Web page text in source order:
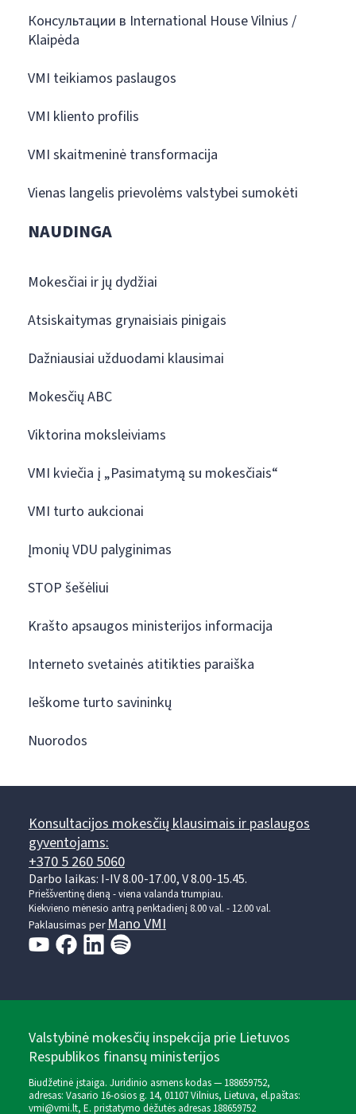
Консультации в International House Vilnius /
Klaipėda
VMI teikiamos paslaugos
VMI kliento profilis
VMI skaitmeninė transformacija
Vienas langelis prievolėms valstybei sumokėti
NAUDINGA
Mokesčiai ir jų dydžiai
Atsiskaitymas grynaisiais pinigais
Dažniausiai užduodami klausimai
Mokesčių ABC
Viktorina moksleiviams
VMI kviečia į „Pasimatymą su mokesčiais“
VMI turto aukcionai
Įmonių VDU palyginimas
STOP šešėliui
Krašto apsaugos ministerijos informacija
Interneto svetainės atitikties paraiška
Ieškome turto savininkų
Nuorodos
Konsultacijos mokesčių klausimais ir paslaugos
gyventojams:
+370 5 260 5060
Darbo laikas: I-IV 8.00-17.00, V 8.00-15.45.
Prieššventinę dieną - viena valanda trumpiau.
Kiekvieno mėnesio antrą penktadienį 8.00 val. - 12.00 val.
Paklausimas per Mano VMI
Valstybinė mokesčių inspekcija prie Lietuvos
Respublikos finansų ministerijos
Biudžetinė įstaiga. Juridinio asmens kodas — 188659752,
adresas: Vasario 16-osios g. 14, 01107 Vilnius, Lietuva, el.paštas:
vmi@vmi.lt, E. pristatymo dėžutės adresas 188659752